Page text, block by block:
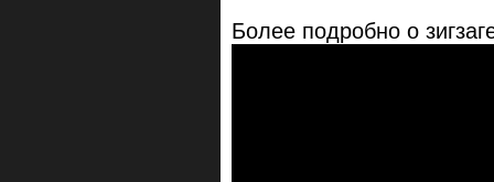
Более подробно о